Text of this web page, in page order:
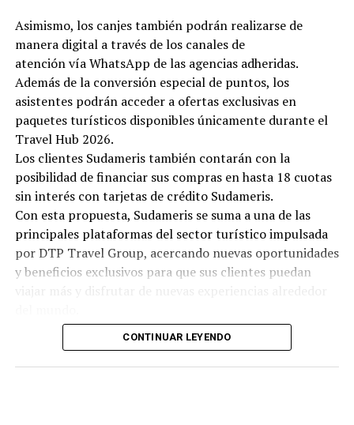
Asimismo, los canjes también podrán realizarse de
manera digital a través de los canales de
atención vía WhatsApp de las agencias adheridas.
Además de la conversión especial de puntos, los
asistentes podrán acceder a ofertas exclusivas en
paquetes turísticos disponibles únicamente durante el
Travel Hub 2026.
Los clientes Sudameris también contarán con la
posibilidad de financiar sus compras en hasta 18 cuotas
sin interés con tarjetas de crédito Sudameris.
Con esta propuesta, Sudameris se suma a una de las
principales plataformas del sector turístico impulsada
por DTP Travel Group, acercando nuevas oportunidades
y beneficios exclusivos para que sus clientes puedan
CONTINUAR LEYENDO